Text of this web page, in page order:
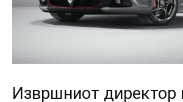
Извршниот директор